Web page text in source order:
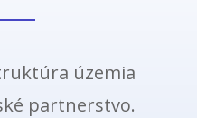
územia
partnerstvo.